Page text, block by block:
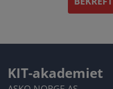
KIT-akademiet